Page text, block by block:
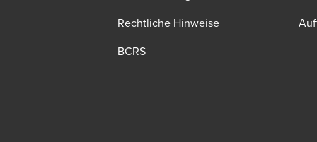
Rechtliche Hinweise
BCRS